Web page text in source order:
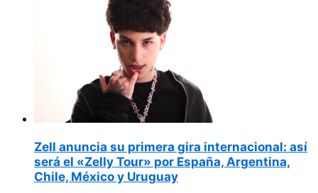
Zell anuncia su primera gira internacional: así
será el «Zelly Tour» por España, Argentina,
Chile, México y Uruguay